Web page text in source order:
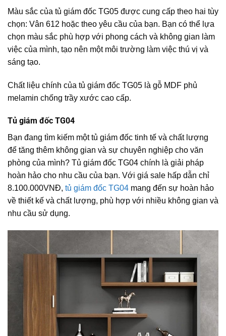
Màu sắc của tủ giám đốc TG05 được cung cấp theo hai tùy
chọn: Vân 612 hoặc theo yêu cầu của bạn. Bạn có thể lựa
chọn màu sắc phù hợp với phong cách và không gian làm
việc của mình, tạo nên một môi trường làm việc thú vị và
sáng tạo.
Chất liệu chính của tủ giám đốc TG05 là gỗ MDF phủ
melamin chống trầy xước cao cấp.
Tủ giám đốc TG04
Bạn đang tìm kiếm một tủ giám đốc tinh tế và chất lượng
để tăng thêm không gian và sự chuyên nghiệp cho văn
phòng của mình? Tủ giám đốc TG04 chính là giải pháp
hoàn hảo cho nhu cầu của bạn. Với giá sale hấp dẫn chỉ
8.100.000VNĐ, tủ giám đốc TG04 mang đến sự hoàn hảo
về thiết kế và chất lượng, phù hợp với nhiều không gian và
nhu cầu sử dụng.